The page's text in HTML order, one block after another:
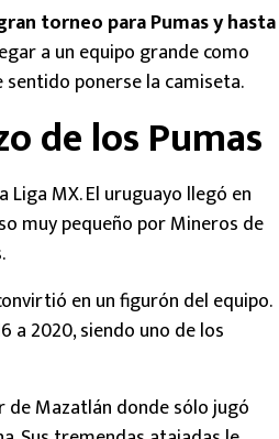
torneo para Pumas y hasta
a un equipo grande como
ponerse la camiseta.
de los Pumas
MX. El uruguayo llegó en
muy pequeño por Mineros de
en un figurón del equipo.
a 2020, siendo uno de los
de Mazatlán donde sólo jugó